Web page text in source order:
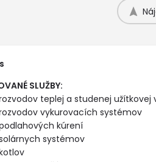
SLUŽBY:
teplej a studenej užítkovej
vykurovacích systémov
kúrení
systémov